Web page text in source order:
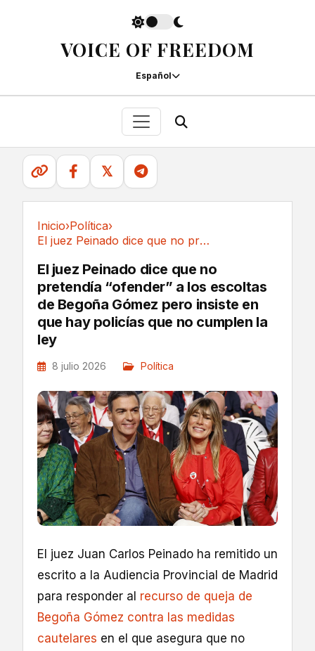
VOICE OF FREEDOM
Español
𝕏
Inicio›Política›
El juez Peinado dice que no pretendía...
El juez Peinado dice que no
pretendía “ofender” a los escoltas
de Begoña Gómez pero insiste en
que hay policías que no cumplen la
ley
8 julio 2026 Política
El juez Juan Carlos Peinado ha remitido un
escrito a la Audiencia Provincial de Madrid
para responder al recurso de queja de
Begoña Gómez contra las medidas
cautelares en el que asegura que no